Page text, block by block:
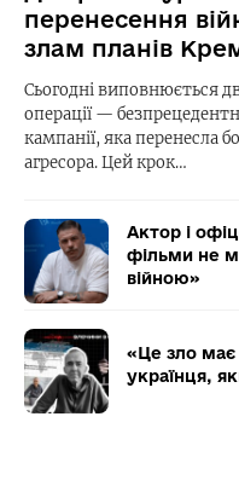
перенесення
злам планів
Сьогодні виповнюється
операції —
кампанії, яка перенесла
агресора. Цей крок…
Актор і
фільми не
війною»
«Це зло має
українця,